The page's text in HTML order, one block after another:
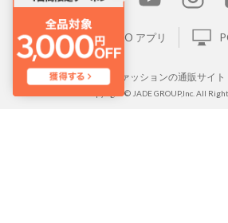
LOCONDO アプリ
靴とファッションの通販サイ
Copyright © JADE GROUP,Inc. All